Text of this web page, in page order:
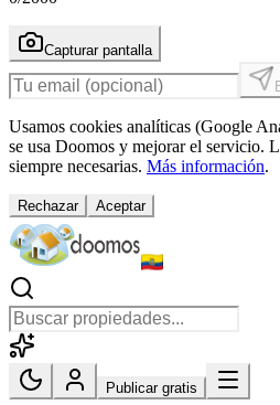
Capturar pantalla
Usamos cookies analíticas (Google
se usa Doomos y mejorar el servicio.
siempre necesarias. Más información.
Rechazar Aceptar
Publicar gratis